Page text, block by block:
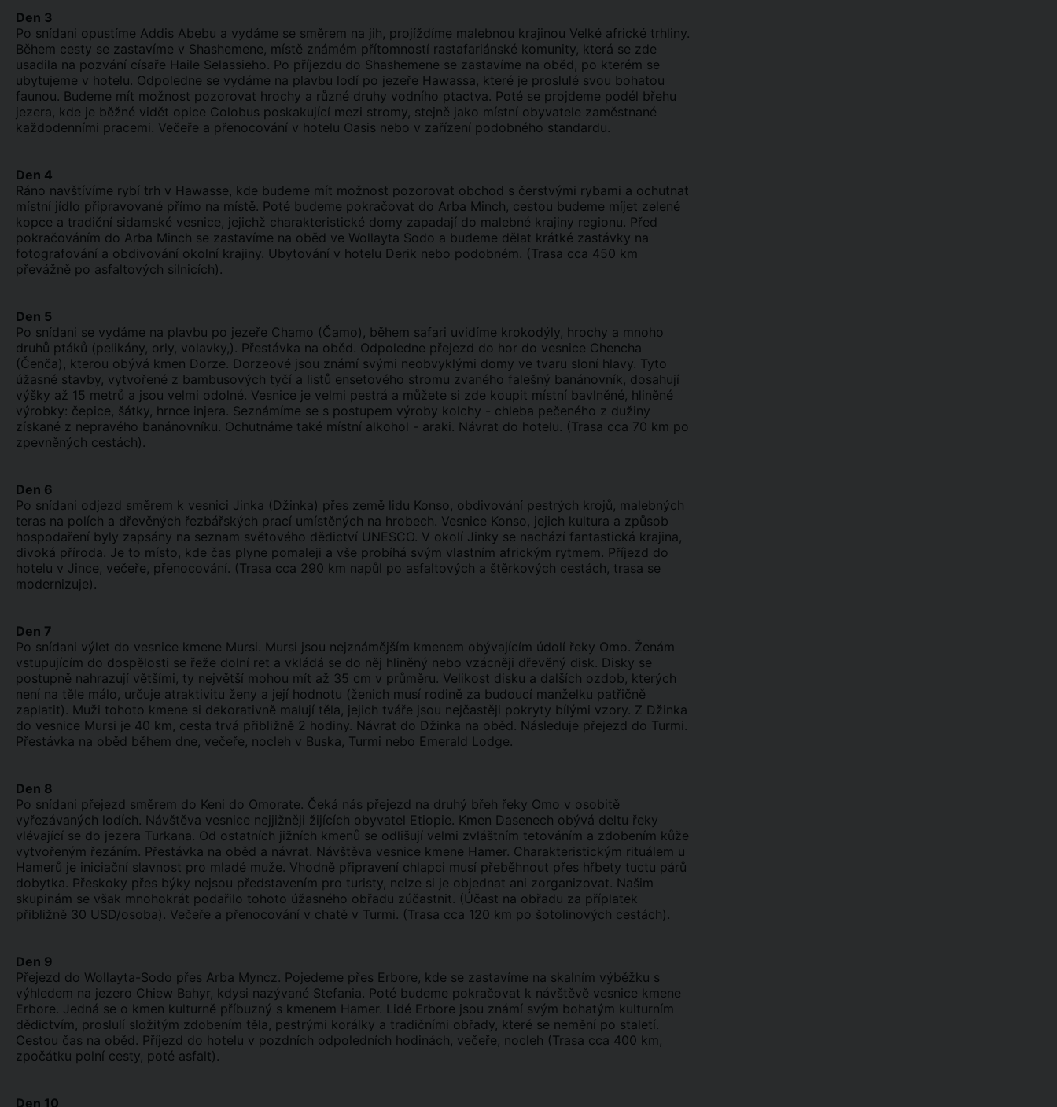
Den 3
Po snídani opustíme Addis Abebu a vydáme se směrem na jih, projíždíme malebnou krajinou Velké africké trhliny.
Během cesty se zastavíme v Shashemene, místě známém přítomností rastafariánské komunity, která se zde
usadila na pozvání císaře Haile Selassieho. Po příjezdu do Shashemene se zastavíme na oběd, po kterém se
ubytujeme v hotelu. Odpoledne se vydáme na plavbu lodí po jezeře Hawassa, které je proslulé svou bohatou
faunou. Budeme mít možnost pozorovat hrochy a různé druhy vodního ptactva. Poté se projdeme podél břehu
jezera, kde je běžné vidět opice Colobus poskakující mezi stromy, stejně jako místní obyvatele zaměstnané
každodenními pracemi. Večeře a přenocování v hotelu Oasis nebo v zařízení podobného standardu.
Den 4
Ráno navštívíme rybí trh v Hawasse, kde budeme mít možnost pozorovat obchod s čerstvými rybami a ochutnat
místní jídlo připravované přímo na místě. Poté budeme pokračovat do Arba Minch, cestou budeme míjet zelené
kopce a tradiční sidamské vesnice, jejichž charakteristické domy zapadají do malebné krajiny regionu. Před
pokračováním do Arba Minch se zastavíme na oběd ve Wollayta Sodo a budeme dělat krátké zastávky na
fotografování a obdivování okolní krajiny. Ubytování v hotelu Derik nebo podobném. (Trasa cca 450 km
převážně po asfaltových silnicích).
Den 5
Po snídani se vydáme na plavbu po jezeře Chamo (Čamo), během safari uvidíme krokodýly, hrochy a mnoho
druhů ptáků (pelikány, orly, volavky,). Přestávka na oběd. Odpoledne přejezd do hor do vesnice Chencha
(Čenča), kterou obývá kmen Dorze. Dorzeové jsou známí svými neobvyklými domy ve tvaru sloní hlavy. Tyto
úžasné stavby, vytvořené z bambusových tyčí a listů ensetového stromu zvaného falešný banánovník, dosahují
výšky až 15 metrů a jsou velmi odolné. Vesnice je velmi pestrá a můžete si zde koupit místní bavlněné, hliněné
výrobky: čepice, šátky, hrnce injera. Seznámíme se s postupem výroby kolchy - chleba pečeného z dužiny
získané z nepravého banánovníku. Ochutnáme také místní alkohol - araki. Návrat do hotelu. (Trasa cca 70 km po
zpevněných cestách).
Den 6
Po snídani odjezd směrem k vesnici Jinka (Džinka) přes země lidu Konso, obdivování pestrých krojů, malebných
teras na polích a dřevěných řezbářských prací umístěných na hrobech. Vesnice Konso, jejich kultura a způsob
hospodaření byly zapsány na seznam světového dědictví UNESCO. V okolí Jinky se nachází fantastická krajina,
divoká příroda. Je to místo, kde čas plyne pomaleji a vše probíhá svým vlastním africkým rytmem. Příjezd do
hotelu v Jince, večeře, přenocování. (Trasa cca 290 km napůl po asfaltových a štěrkových cestách, trasa se
modernizuje).
Den 7
Po snídani výlet do vesnice kmene Mursi. Mursi jsou nejznámějším kmenem obývajícím údolí řeky Omo. Ženám
vstupujícím do dospělosti se řeže dolní ret a vkládá se do něj hliněný nebo vzácněji dřevěný disk. Disky se
postupně nahrazují většími, ty největší mohou mít až 35 cm v průměru. Velikost disku a dalších ozdob, kterých
není na těle málo, určuje atraktivitu ženy a její hodnotu (ženich musí rodině za budoucí manželku patřičně
zaplatit). Muži tohoto kmene si dekorativně malují těla, jejich tváře jsou nejčastěji pokryty bílými vzory. Z Džinka
do vesnice Mursi je 40 km, cesta trvá přibližně 2 hodiny. Návrat do Džinka na oběd. Následuje přejezd do Turmi.
Přestávka na oběd během dne, večeře, nocleh v Buska, Turmi nebo Emerald Lodge.
Den 8
Po snídani přejezd směrem do Keni do Omorate. Čeká nás přejezd na druhý břeh řeky Omo v osobitě
vyřezávaných lodích. Návštěva vesnice nejjižněji žijících obyvatel Etiopie. Kmen Dasenech obývá deltu řeky
vlévající se do jezera Turkana. Od ostatních jižních kmenů se odlišují velmi zvláštním tetováním a zdobením kůže
vytvořeným řezáním. Přestávka na oběd a návrat. Návštěva vesnice kmene Hamer. Charakteristickým rituálem u
Hamerů je iniciační slavnost pro mladé muže. Vhodně připravení chlapci musí přeběhnout přes hřbety tuctu párů
dobytka. Přeskoky přes býky nejsou představením pro turisty, nelze si je objednat ani zorganizovat. Našim
skupinám se však mnohokrát podařilo tohoto úžasného obřadu zúčastnit. (Účast na obřadu za příplatek
přibližně 30 USD/osoba). Večeře a přenocování v chatě v Turmi. (Trasa cca 120 km po šotolinových cestách).
Den 9
Přejezd do Wollayta-Sodo přes Arba Myncz. Pojedeme přes Erbore, kde se zastavíme na skalním výběžku s
výhledem na jezero Chiew Bahyr, kdysi nazývané Stefania. Poté budeme pokračovat k návštěvě vesnice kmene
Erbore. Jedná se o kmen kulturně příbuzný s kmenem Hamer. Lidé Erbore jsou známí svým bohatým kulturním
dědictvím, proslulí složitým zdobením těla, pestrými korálky a tradičními obřady, které se nemění po staletí.
Cestou čas na oběd. Příjezd do hotelu v pozdních odpoledních hodinách, večeře, nocleh (Trasa cca 400 km,
zpočátku polní cesty, poté asfalt).
Den 10